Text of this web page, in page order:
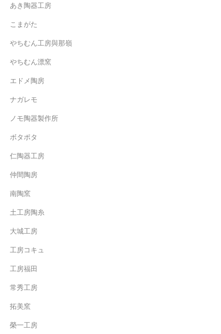
あき陶器工房
こまがた
やちむん工房與那嶺
やちむん漂窯
エドメ陶房
ナガレモ
ノモ陶器製作所
ボタポタ
仁陶器工房
仲間陶房
南陶窯
土工房陶糸
大城工房
工房コキュ
工房福田
常秀工房
拓美窯
榮一工房